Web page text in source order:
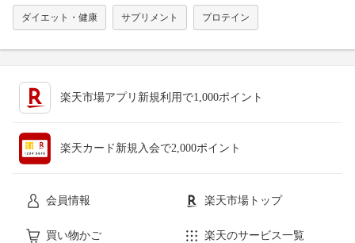
ダイエット・健康 サプリメント プロテイン
楽天市場アプリ新規利用で1,000ポイント
楽天カード新規入会で2,000ポイント
会員情報 楽天市場トップ
買い物かご 楽天のサービス一覧